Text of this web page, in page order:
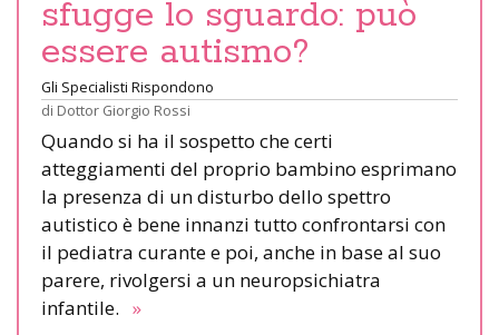
sfugge lo sguardo: può
essere autismo?
Gli Specialisti Rispondono
di Dottor Giorgio Rossi
Quando si ha il sospetto che certi
atteggiamenti del proprio bambino esprimano
la presenza di un disturbo dello spettro
autistico è bene innanzi tutto confrontarsi con
il pediatra curante e poi, anche in base al suo
parere, rivolgersi a un neuropsichiatra
infantile. »